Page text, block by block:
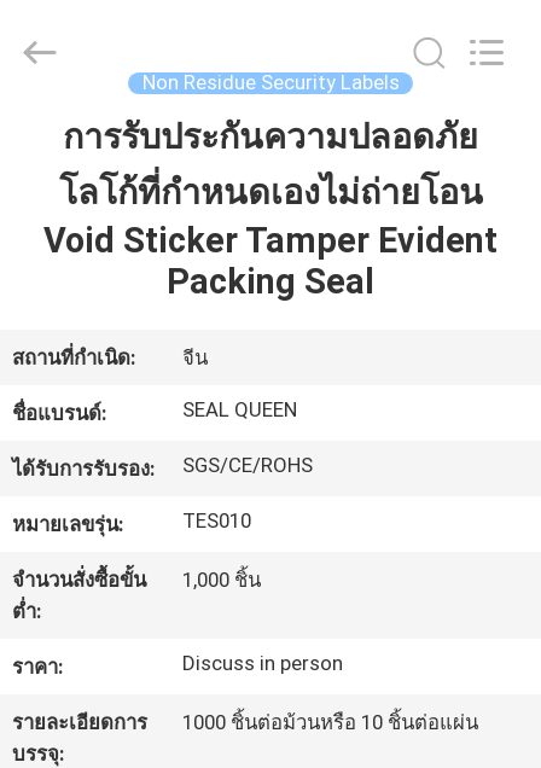
บ้าน
สินค้า
กับ
เรา
ทัวร์
โรงงาน
ควบคุม
คุณภาพ
Packing
Material
Non Residue Security Labels
การรับประกันความปลอดภัย
โลโก้ที่กำหนดเองไม่ถ่ายโอน
Void Sticker Tamper Evident
Packing Seal
สถานที่กำเนิด: จีน
ชื่อแบรนด์: SEAL QUEEN
ได้รับการรับรอง: SGS/CE/ROHS
หมายเลขรุ่น: TES010
จำนวนสั่งซื้อขั้น
ต่ำ:
1,000 ชิ้น
ราคา: Discuss in person
รายละเอียดการ
บรรจุ:
1000 ชิ้นต่อม้วนหรือ 10 ชิ้นต่อแผ่น